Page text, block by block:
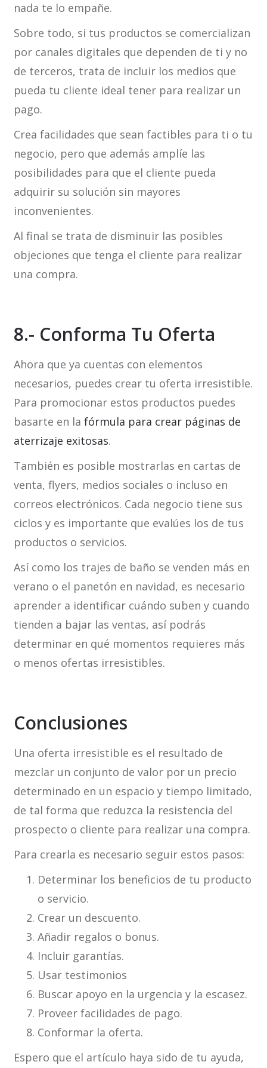
nada te lo empañe.
Sobre todo, si tus productos se comercializan
por canales digitales que dependen de ti y no
de terceros, trata de incluir los medios que
pueda tu cliente ideal tener para realizar un
pago.
Crea facilidades que sean factibles para ti o tu
negocio, pero que además amplíe las
posibilidades para que el cliente pueda
adquirir su solución sin mayores
inconvenientes.
Al final se trata de disminuir las posibles
objeciones que tenga el cliente para realizar
una compra.
8.- Conforma Tu Oferta
Ahora que ya cuentas con elementos
necesarios, puedes crear tu oferta irresistible.
Para promocionar estos productos puedes
basarte en la fórmula para crear páginas de
aterrizaje exitosas.
También es posible mostrarlas en cartas de
venta, flyers, medios sociales o incluso en
correos electrónicos. Cada negocio tiene sus
ciclos y es importante que evalúes los de tus
productos o servicios.
Así como los trajes de baño se venden más en
verano o el panetón en navidad, es necesario
aprender a identificar cuándo suben y cuando
tienden a bajar las ventas, así podrás
determinar en qué momentos requieres más
o menos ofertas irresistibles.
Conclusiones
Una oferta irresistible es el resultado de
mezclar un conjunto de valor por un precio
determinado en un espacio y tiempo limitado,
de tal forma que reduzca la resistencia del
prospecto o cliente para realizar una compra.
Para crearla es necesario seguir estos pasos:
Determinar los beneficios de tu producto
o servicio.
Crear un descuento.
Añadir regalos o bonus.
Incluir garantías.
Usar testimonios
Buscar apoyo en la urgencia y la escasez.
Proveer facilidades de pago.
Conformar la oferta.
Espero que el artículo haya sido de tu ayuda,